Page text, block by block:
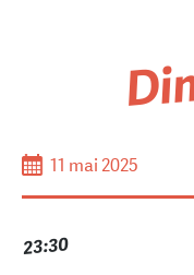
11 mai 2025
23:30